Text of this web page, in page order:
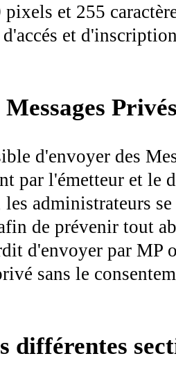
pixels et 255
et
d'envoyer des
par l'émetteur et le
administrateurs
de prévenir tout
d'envoyer par MP
sans le
différentes